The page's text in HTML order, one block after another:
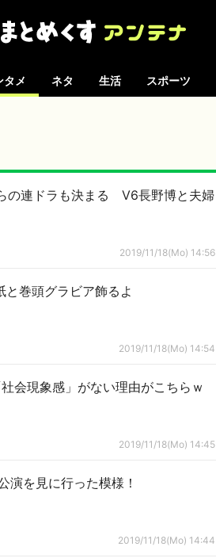
タメ ネタ 生活 スポーツ
の連ドラも決まる V6長野博と夫婦
2019/11/18(Mo) 14:56
巻頭グラビア飾るよ
2019/11/18(Mo) 14:54
会現象感」がない理由がこちらｗ
2019/11/18(Mo) 14:45
演を見に行った模様！
2019/11/18(Mo) 14:44